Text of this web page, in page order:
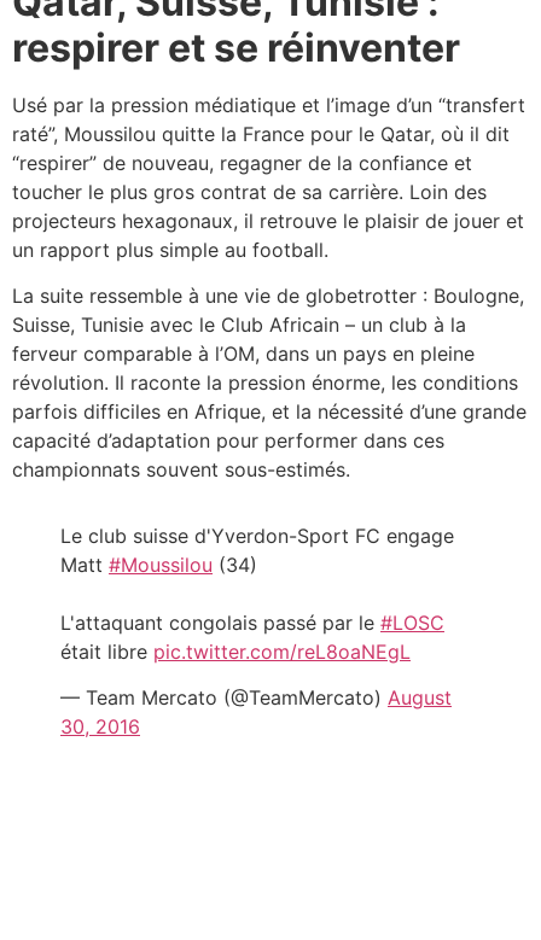
respirer et se réinventer
Usé par la pression médiatique et l’image d’un “transfert
raté”, Moussilou quitte la France pour le Qatar, où il dit
“respirer” de nouveau, regagner de la confiance et
toucher le plus gros contrat de sa carrière. Loin des
projecteurs hexagonaux, il retrouve le plaisir de jouer et
un rapport plus simple au football.​
La suite ressemble à une vie de globetrotter : Boulogne,
Suisse, Tunisie avec le Club Africain – un club à la
ferveur comparable à l’OM, dans un pays en pleine
révolution. Il raconte la pression énorme, les conditions
parfois difficiles en Afrique, et la nécessité d’une grande
capacité d’adaptation pour performer dans ces
championnats souvent sous-estimés.​
Le club suisse d'Yverdon-Sport FC engage
Matt #Moussilou (34)
L'attaquant congolais passé par le #LOSC
était libre pic.twitter.com/reL8oaNEgL
— Team Mercato (@TeamMercato) August
30, 2016